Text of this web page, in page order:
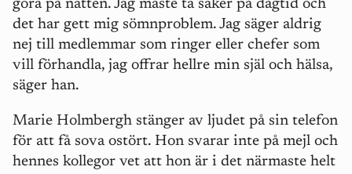
göra på natten. Jag måste ta saker på dagtid och
det har gett mig sömnproblem. Jag säger aldrig
nej till medlemmar som ringer eller chefer som
vill förhandla, jag offrar hellre min själ och hälsa,
säger han.
Marie Holmbergh stänger av ljudet på sin telefon
för att få sova ostört. Hon svarar inte på mejl och
hennes kollegor vet att hon är i det närmaste helt